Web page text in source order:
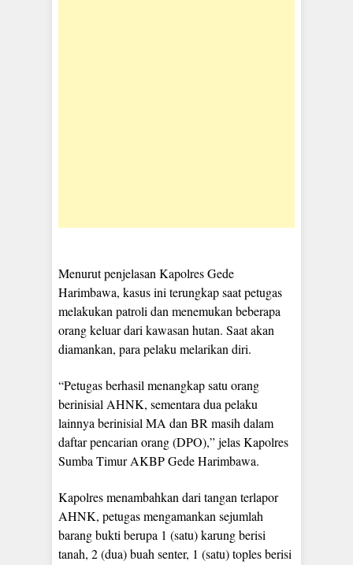
Menurut penjelasan Kapolres Gede
Harimbawa, kasus ini terungkap saat petugas
melakukan patroli dan menemukan beberapa
orang keluar dari kawasan hutan. Saat akan
diamankan, para pelaku melarikan diri.
“Petugas berhasil menangkap satu orang
berinisial AHNK, sementara dua pelaku
lainnya berinisial MA dan BR masih dalam
daftar pencarian orang (DPO),” jelas Kapolres
Sumba Timur AKBP Gede Harimbawa.
Kapolres menambahkan dari tangan terlapor
AHNK, petugas mengamankan sejumlah
barang bukti berupa 1 (satu) karung berisi
tanah, 2 (dua) buah senter, 1 (satu) toples berisi